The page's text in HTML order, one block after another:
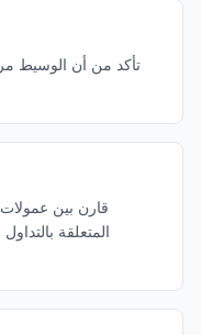
تأكد من أن الوسيط
قارن بين عمولات
المتعلقة